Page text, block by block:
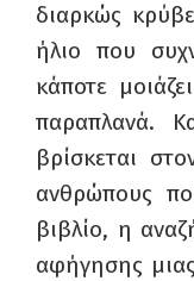
διαρκώς
ήλιο που
κάποτε
παραπλανά.
βρίσκεται
ανθρώπους
βιβλίο, η
αφήγησης